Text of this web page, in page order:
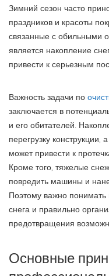
Зимний сезон часто
праздников и красоты
связанные с обильными
является накопление
привести к серьезным
Важность задачи по
заключается в
и его обитателей.
перегрузку
может привести к
Кроме того, тяжелые
повредить машины и
Поэтому важно
снега и правильно
предотвращения
Основные